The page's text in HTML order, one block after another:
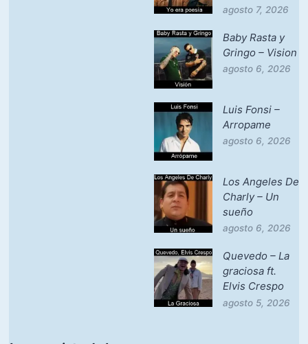
agosto 7, 2026
Baby Rasta y
Gringo – Vision
agosto 6, 2026
Luis Fonsi –
Arropame
agosto 6, 2026
Los Angeles De
Charly – Un
sueño
agosto 6, 2026
Quevedo – La
graciosa ft.
Elvis Crespo
agosto 5, 2026